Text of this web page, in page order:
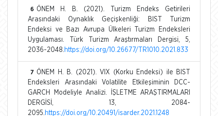
6 ÖNEM H. B. (2021). Turizm Endeks Getirileri
Arasındaki Oynaklık Geçişkenliği: BIST Turizm
Endeksi ve Bazı Avrupa Ülkeleri Turizm Endeksleri
Uygulaması. Türk Turizm Araştırmaları Dergisi, 5,
2036-2048. https://doi.org/10.26677/TR1010.2021.833
7 ÖNEM H. B. (2021). VIX (Korku Endeksi) ile BIST
Endeksleri Arasındaki Volatilite Etkileşiminin DCC-
GARCH Modeliyle Analizi. İŞLETME ARAŞTIRMALARI
DERGİSİ, 13, 2084-
2095. https://doi.org/10.20491/isarder.2021.1248